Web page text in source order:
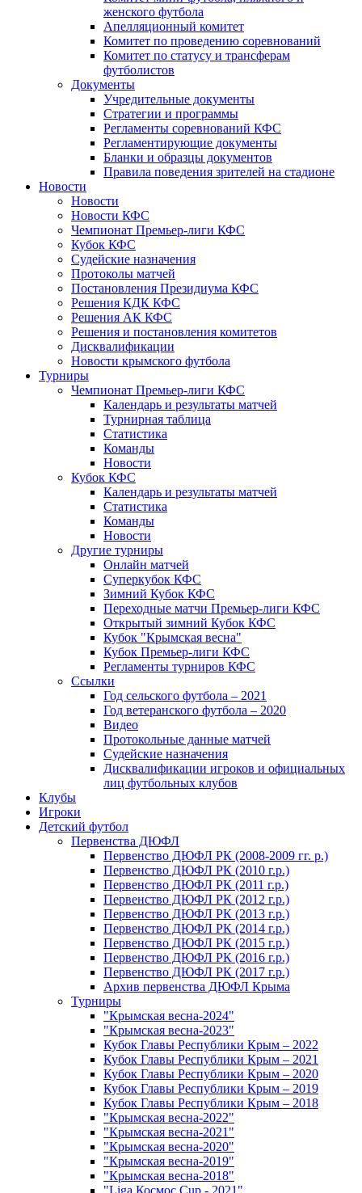
женского футбола
Апелляционный комитет
Комитет по проведению соревнований
Комитет по статусу и трансферам
футболистов
Документы
Учредительные документы
Стратегии и программы
Регламенты соревнований КФС
Регламентирующие документы
Бланки и образцы документов
Правила поведения зрителей на стадионе
Новости
Новости
Новости КФС
Чемпионат Премьер-лиги КФС
Кубок КФС
Судейские назначения
Протоколы матчей
Постановления Президиума КФС
Решения КДК КФС
Решения АК КФС
Решения и постановления комитетов
Дисквалификации
Новости крымского футбола
Турниры
Чемпионат Премьер-лиги КФС
Календарь и результаты матчей
Турнирная таблица
Статистика
Команды
Новости
Кубок КФС
Календарь и результаты матчей
Статистика
Команды
Новости
Другие турниры
Онлайн матчей
Суперкубок КФС
Зимний Кубок КФС
Переходные матчи Премьер-лиги КФС
Открытый зимний Кубок КФС
Кубок "Крымская весна"
Кубок Премьер-лиги КФС
Регламенты турниров КФС
Ссылки
Год сельского футбола – 2021
Год ветеранского футбола – 2020
Видео
Протокольные данные матчей
Судейские назначения
Дисквалификации игроков и официальных
лиц футбольных клубов
Клубы
Игроки
Детский футбол
Первенства ДЮФЛ
Первенство ДЮФЛ РК (2008-2009 гг. р.)
Первенство ДЮФЛ РК (2010 г.р.)
Первенство ДЮФЛ РК (2011 г.р.)
Первенство ДЮФЛ РК (2012 г.р.)
Первенство ДЮФЛ РК (2013 г.р.)
Первенство ДЮФЛ РК (2014 г.р.)
Первенство ДЮФЛ РК (2015 г.р.)
Первенство ДЮФЛ РК (2016 г.р.)
Первенство ДЮФЛ РК (2017 г.р.)
Архив первенства ДЮФЛ Крыма
Турниры
"Крымская весна-2024"
"Крымская весна-2023"
Кубок Главы Республики Крым – 2022
Кубок Главы Республики Крым – 2021
Кубок Главы Республики Крым – 2020
Кубок Главы Республики Крым – 2019
Кубок Главы Республики Крым – 2018
"Крымская весна-2022"
"Крымская весна-2021"
"Крымская весна-2020"
"Крымская весна-2019"
"Крымская весна-2018"
"Liga Космос Cup - 2021"